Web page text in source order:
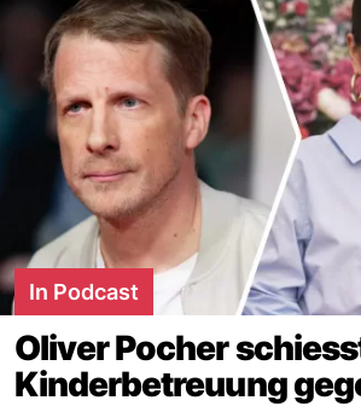
In Podcast
Oliver Pocher
Kinderbetreuung